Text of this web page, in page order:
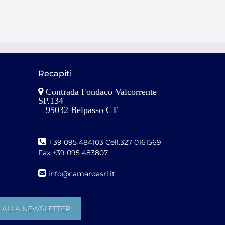
Recapiti
Contrada Fondaco Valcorrente
SP.134
95032 Belpasso CT
+39 095 484103 Cell.327 0161569
Fax +39 095 483807
info@camardasrl.it